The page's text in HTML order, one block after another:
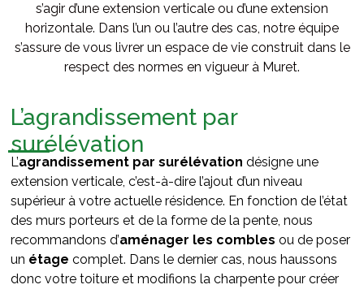
s’agir d’une extension verticale ou d’une extension
horizontale. Dans l’un ou l’autre des cas, notre équipe
s’assure de vous livrer un espace de vie construit dans le
respect des normes en vigueur à Muret.
L’agrandissement par
surélévation
L’agrandissement par surélévation désigne une
extension verticale, c’est-à-dire l’ajout d’un niveau
supérieur à votre actuelle résidence. En fonction de l’état
des murs porteurs et de la forme de la pente, nous
recommandons d’aménager les combles ou de poser
un étage complet. Dans le dernier cas, nous haussons
donc votre toiture et modifions la charpente pour créer